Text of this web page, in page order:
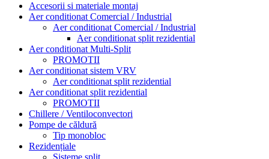
Accesorii si materiale montaj
Aer conditionat Comercial / Industrial
Aer conditionat Comercial / Industrial
Aer conditionat split rezidential
Aer conditionat Multi-Split
PROMOTII
Aer conditionat sistem VRV
Aer conditionat split rezidential
Aer conditionat split rezidential
PROMOTII
Chillere / Ventiloconvectori
Pompe de căldură
Tip monobloc
Rezidențiale
Sisteme split